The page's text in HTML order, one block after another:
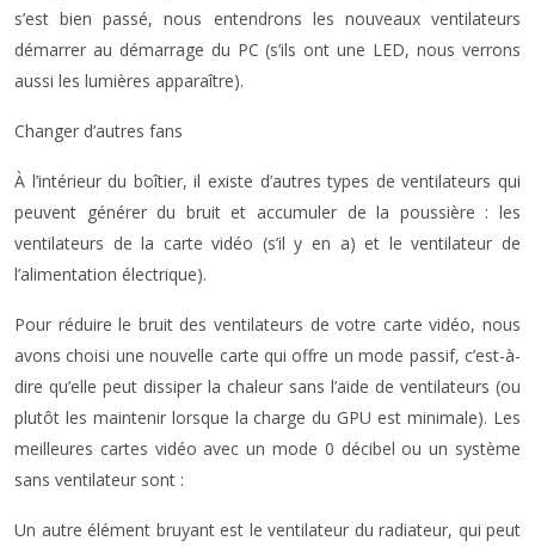
s’est bien passé, nous entendrons les nouveaux ventilateurs
démarrer au démarrage du PC (s’ils ont une LED, nous verrons
aussi les lumières apparaître).
Changer d’autres fans
À l’intérieur du boîtier, il existe d’autres types de ventilateurs qui
peuvent générer du bruit et accumuler de la poussière : les
ventilateurs de la carte vidéo (s’il y en a) et le ventilateur de
l’alimentation électrique).
Pour réduire le bruit des ventilateurs de votre carte vidéo, nous
avons choisi une nouvelle carte qui offre un mode passif, c’est-à-
dire qu’elle peut dissiper la chaleur sans l’aide de ventilateurs (ou
plutôt les maintenir lorsque la charge du GPU est minimale). Les
meilleures cartes vidéo avec un mode 0 décibel ou un système
sans ventilateur sont :
Un autre élément bruyant est le ventilateur du radiateur, qui peut